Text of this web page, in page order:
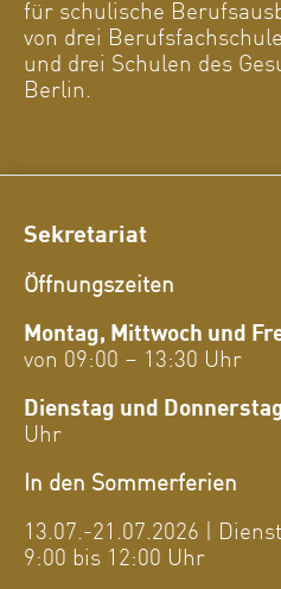
für schulische
von drei
und drei Schulen des
Berlin.
Sekretariat
Öffnungszeiten
Montag, Mittwoch und
von 09:00 – 13:30 Uhr
Dienstag und
Uhr
In den Sommerferien
13.07.-21.07.2026 |
9:00 bis 12:00 Uhr